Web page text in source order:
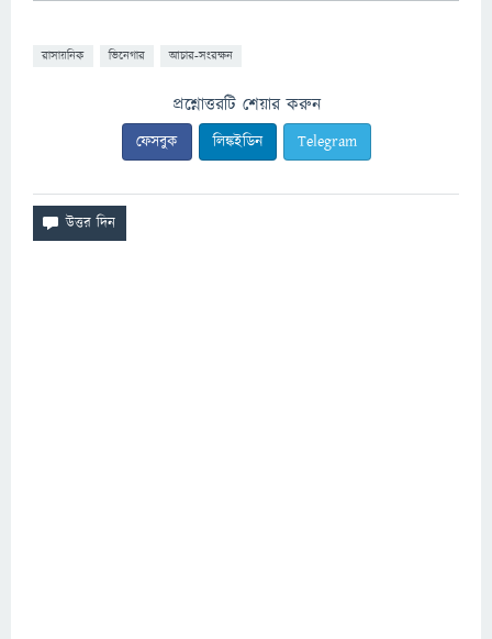
রাসায়নিক ভিনেগার আচার-সংরক্ষন
প্রশ্নোত্তরটি শেয়ার করুন
ফেসবুক লিঙ্কইডিন Telegram